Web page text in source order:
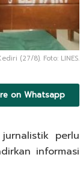
(27/8). Foto: LINES.
on Whatsapp
perlu
informasi